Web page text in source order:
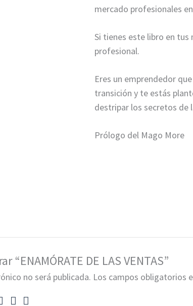
mercado profesionales
Si tienes este libro en tus
profesional.
Eres un emprendedor
transición y te estás
destripar los secretos de
Prólogo del Mago More
“ENAMÓRATE DE LAS VENTAS”
no será publicada. Los campos obligatorios